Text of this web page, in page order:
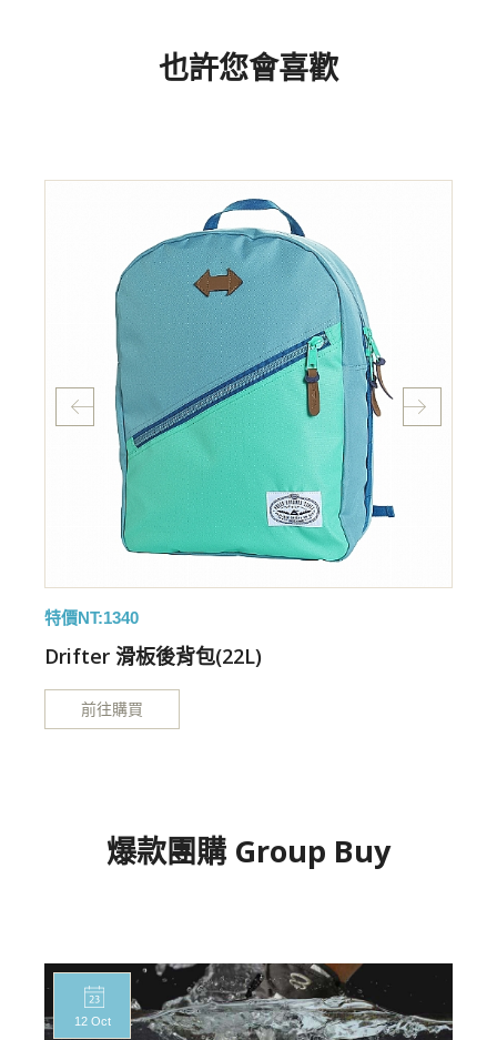
也許您會喜歡
特價NT:1340
Drifter 滑板後背包(22L)
前往購買
爆款團購 Group Buy
12 Oct